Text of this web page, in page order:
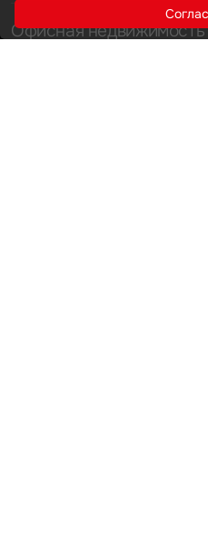
Офисная недвижимость